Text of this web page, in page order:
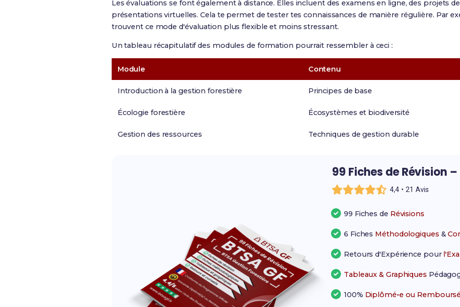
Les évaluations se font également à distance. Elles incluent des examens en ligne, des projets
présentations virtuelles. Cela te permet de tester tes connaissances de manière régulière. Par
trouvent ce mode d'évaluation plus flexible et moins stressant.
Un tableau récapitulatif des modules de formation pourrait ressembler à ceci :
Module Contenu
Introduction à la gestion forestière Principes de base
Écologie forestière Écosystèmes et biodiversité
Gestion des ressources Techniques de gestion durable
99 Fiches de Révision –
4,4 • 21 Avis
99 Fiches de Révisions
6 Fiches Méthodologiques &
Retours d'Expérience pour
Tableaux & Graphiques
100% Diplômé•e ou